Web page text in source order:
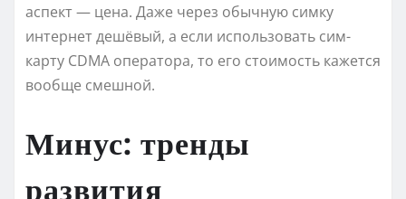
аспект — цена. Даже через обычную симку
интернет дешёвый, а если использовать сим-
карту CDMA оператора, то его стоимость кажется
вообще смешной.
Минус: тренды
развития